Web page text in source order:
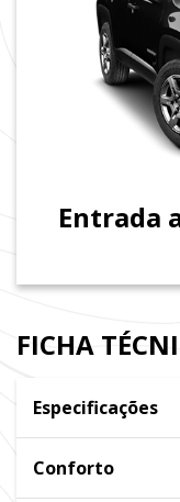
Entrada
FICHA
Especificações
Conforto